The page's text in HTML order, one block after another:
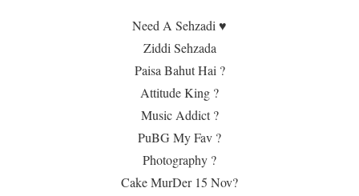
Need A Sehzadi ♥
Ziddi Sehzada
Paisa Bahut Hai ?
Attitude King ?
Music Addict ?
PuBG My Fav ?
Photography ?
Cake MurDer 15 Nov?